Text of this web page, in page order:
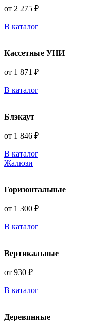
от 2 275 ₽
В каталог
Кассетные УНИ
от 1 871 ₽
В каталог
Блэкаут
от 1 846 ₽
В каталог
Жалюзи
Горизонтальные
от 1 300 ₽
В каталог
Вертикальные
от 930 ₽
В каталог
Деревянные